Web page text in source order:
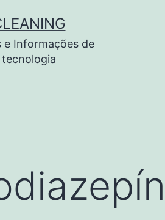
e Informações de
tecnologia